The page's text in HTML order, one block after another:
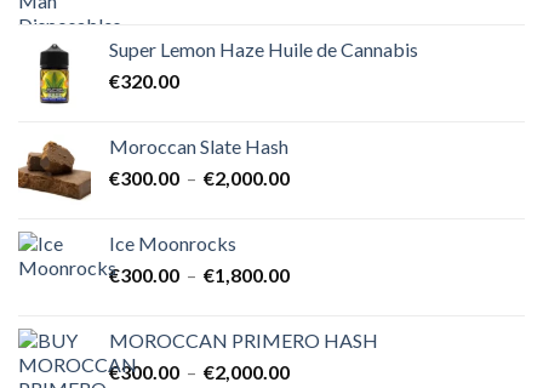
€350.00
Super Lemon Haze Huile de Cannabis
€320.00
Moroccan Slate Hash
€300.00 – €2,000.00Plage
à
Ice Moonrocks
€300.00 – €1,800.00Plage
€300.00
à
MOROCCAN PRIMERO HASH
€300.00 – €2,000.00Plage